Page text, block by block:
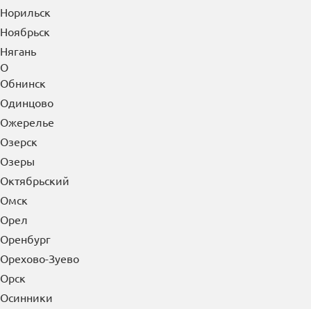
Норильск
Ноябрьск
Нягань
О
Обнинск
Одинцово
Ожерелье
Озерск
Озеры
Октябрьский
Омск
Орел
Оренбург
Орехово-Зуево
Орск
Осинники